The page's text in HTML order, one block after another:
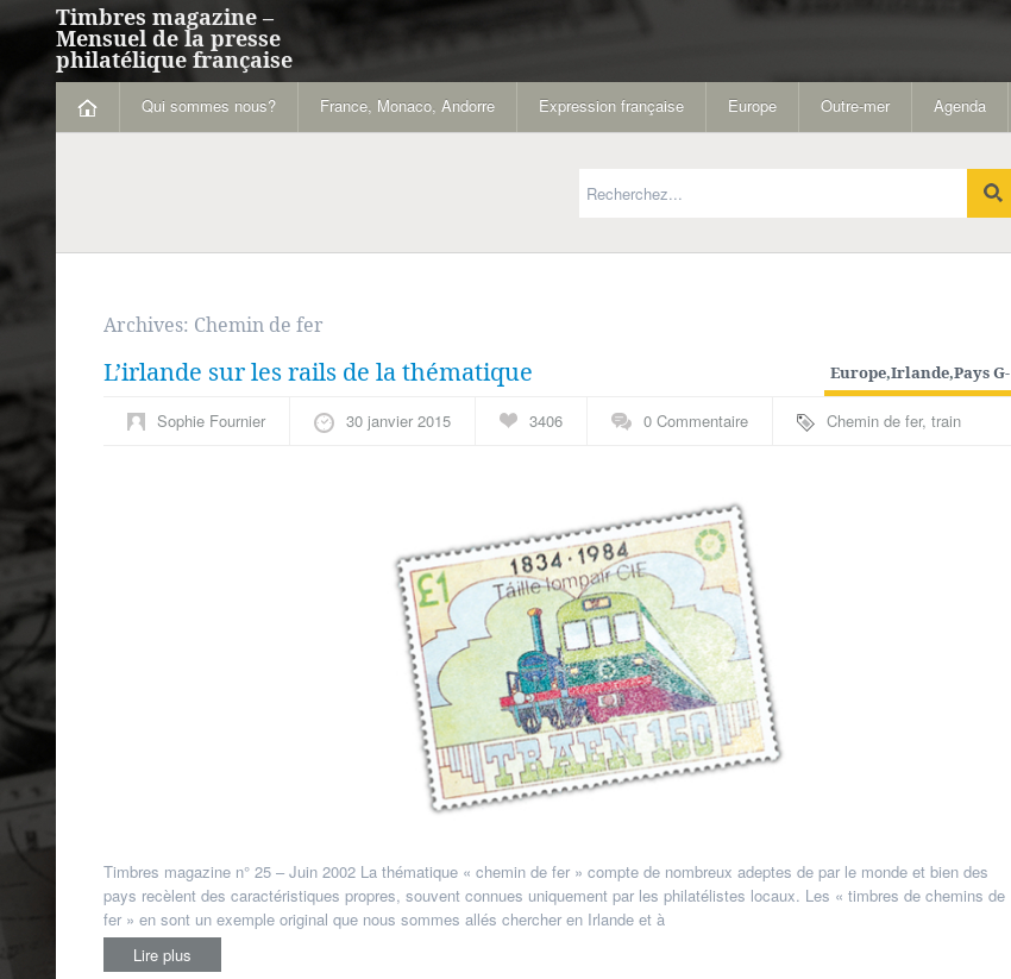
Timbres magazine –
Mensuel de la presse
philatélique française
Qui sommes nous? France, Monaco, Andorre Expression française Europe Outre-mer Agenda
Archives: Chemin de fer
L’irlande sur les rails de la thématique Europe,Irlande,Pays G-
Sophie Fournier 30 janvier 2015 3406 0 Commentaire Chemin de fer, train
Timbres magazine n° 25 – Juin 2002 La thématique « chemin de fer » compte de nombreux adeptes de par le monde et bien des
pays recèlent des caractéristiques propres, souvent connues uniquement par les philatélistes locaux. Les « timbres de chemins de
fer » en sont un exemple original que nous sommes allés chercher en Irlande et à
Lire plus